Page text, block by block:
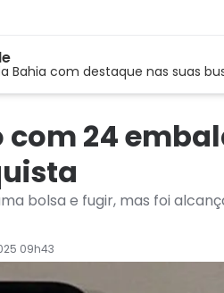
Bahia com destaque nas suas
com 24
bolsa e fugir, mas foi
09h43